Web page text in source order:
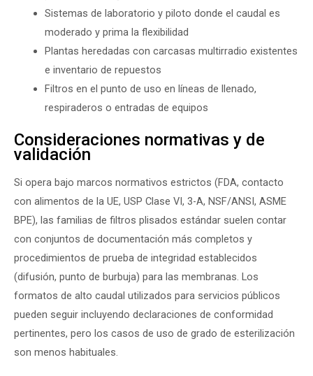
Sistemas de laboratorio y piloto donde el caudal es
moderado y prima la flexibilidad
Plantas heredadas con carcasas multirradio existentes
e inventario de repuestos
Filtros en el punto de uso en líneas de llenado,
respiraderos o entradas de equipos
Consideraciones normativas y de
validación
Si opera bajo marcos normativos estrictos (FDA, contacto
con alimentos de la UE, USP Clase VI, 3-A, NSF/ANSI, ASME
BPE), las familias de filtros plisados estándar suelen contar
con conjuntos de documentación más completos y
procedimientos de prueba de integridad establecidos
(difusión, punto de burbuja) para las membranas. Los
formatos de alto caudal utilizados para servicios públicos
pueden seguir incluyendo declaraciones de conformidad
pertinentes, pero los casos de uso de grado de esterilización
son menos habituales.